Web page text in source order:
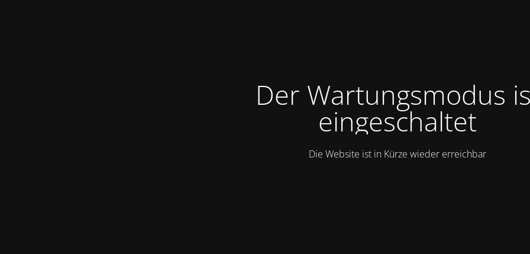
Der Wartungsmodus
eingeschaltet
Die Website ist in Kürze wieder erreichbar